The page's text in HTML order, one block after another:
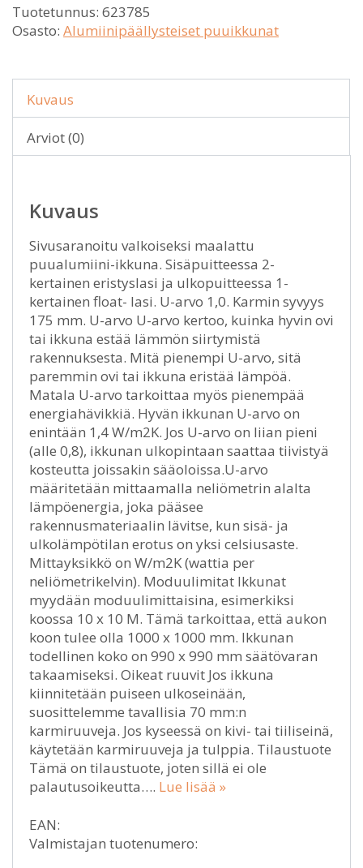
Tuotetunnus: 623785
Osasto: Alumiinipäällysteiset puuikkunat
Kuvaus
Arviot (0)
Kuvaus
Sivusaranoitu valkoiseksi maalattu
puualumiini-ikkuna. Sisäpuitteessa 2-
kertainen eristyslasi ja ulkopuitteessa 1-
kertainen float- lasi. U-arvo 1,0. Karmin syvyys
175 mm. U-arvo U-arvo kertoo, kuinka hyvin ovi
tai ikkuna estää lämmön siirtymistä
rakennuksesta. Mitä pienempi U-arvo, sitä
paremmin ovi tai ikkuna eristää lämpöä.
Matala U-arvo tarkoittaa myös pienempää
energiahävikkiä. Hyvän ikkunan U-arvo on
enintään 1,4 W/m2K. Jos U-arvo on liian pieni
(alle 0,8), ikkunan ulkopintaan saattaa tiivistyä
kosteutta joissakin sääoloissa.U-arvo
määritetään mittaamalla neliömetrin alalta
lämpöenergia, joka pääsee
rakennusmateriaalin lävitse, kun sisä- ja
ulkolämpötilan erotus on yksi celsiusaste.
Mittayksikkö on W/m2K (wattia per
neliömetrikelvin). Moduulimitat Ikkunat
myydään moduulimittaisina, esimerkiksi
koossa 10 x 10 M. Tämä tarkoittaa, että aukon
koon tulee olla 1000 x 1000 mm. Ikkunan
todellinen koko on 990 x 990 mm säätövaran
takaamiseksi. Oikeat ruuvit Jos ikkuna
kiinnitetään puiseen ulkoseinään,
suosittelemme tavallisia 70 mm:n
karmiruuveja. Jos kyseessä on kivi- tai tiiliseinä,
käytetään karmiruuveja ja tulppia. Tilaustuote
Tämä on tilaustuote, joten sillä ei ole
palautusoikeutta…. Lue lisää »
EAN:
Valmistajan tuotenumero: